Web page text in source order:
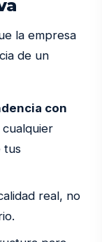
la empresa
de un
con
tus
real, no